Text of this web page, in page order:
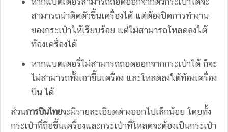
สามารถนำติดตัวขึ้นเครื่องได้ แต่ต้องปิดการทำงาน
ของกระเป๋าให้เรียบร้อย แต่ไม่สามารถโหลดลงใต้
ท้องเครื่องได้
หากแบตเตอรี่ไม่สามารถถอดออกจากกระเป๋าได้ ก็จะ
ไม่สามารถทั้งเอาขึ้นเครื่อง และโหลดลงใต้ท้องเครื่อง
บิน ได้
ส่วนการบินไทยจะมีรายละเอียดต่างออกไปเล็กน้อย โดยทั้ง
กระเป๋าที่ถือขึ้นเครื่องและกระเป๋าที่โหลดจะต้องเป็นกระเป๋า